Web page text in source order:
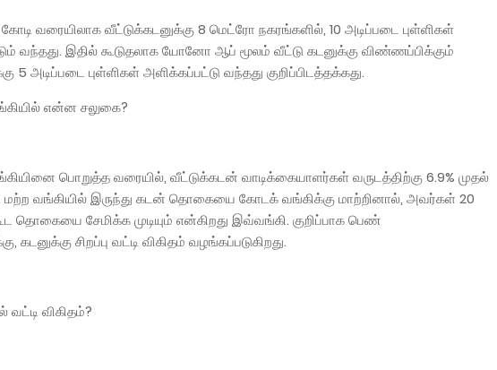
கோடி வரையிலாக வீட்டுக்கடனுக்கு 8 மெட்ரோ நகரங்களில், 10 அடிப்படை புள்ளிகள்
வந்தது. இதில் கூடுதலாக யோனோ ஆப் மூலம் வீட்டு கடனுக்கு விண்ணப்பிக்கும்
5 அடிப்படை புள்ளிகள் அளிக்கப்பட்டு வந்தது குறிப்பிடத்தக்கது.
என்ன சலுகை?
பொறுத்த வரையில், வீட்டுக்கடன் வாடிக்கையாளர்கள் வருடத்திற்கு 6.9% முதல்
மற்ற வங்கியில் இருந்து கடன் தொகையை கோடக் வங்கிக்கு மாற்றினால், அவர்கள் 20
தொகையை சேமிக்க முடியும் என்கிறது இவ்வங்கி. குறிப்பாக பெண்
கடனுக்கு சிறப்பு வட்டி விகிதம் வழங்கப்படுகிறது.
விகிதம்?